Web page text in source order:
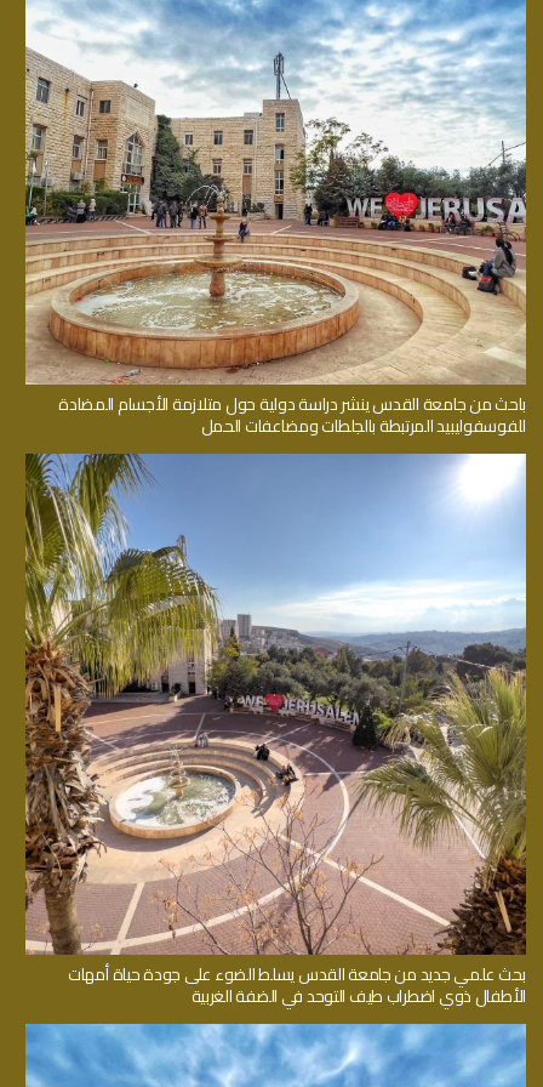
باحث من جامعة القدس ينشر دراسة دولية حول متلازمة الأجسام المضادة
للفوسفوليبيد المرتبطة بالجلطات ومضاعفات الحمل
بحث علمي جديد من جامعة القدس يسلط الضوء على جودة حياة أمهات
الأطفال ذوي اضطراب طيف التوحد في الضفة الغربية